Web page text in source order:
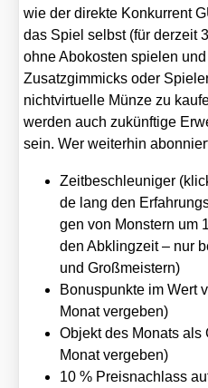
wie der direk­te Kon­kur­rent
das Spiel selbst (für der­zeit
ohne Abo­kos­ten spie­len
Zusatz­gim­micks oder
nicht­vir­tu­el­le Mün­ze zu
wer­den auch zukünf­ti­ge
sein. Wer wei­ter­hin
Zeit­be­schleu­ni­ger
de lang den
gen von Mons­tern um
den Abkling­zeit – nur
und Groß­meis­tern)
Bonus­punk­te im Wert
Monat ver­ge­ben)
Objekt des Monats als
Monat ver­ge­ben)
10 % Preis­nach­lass